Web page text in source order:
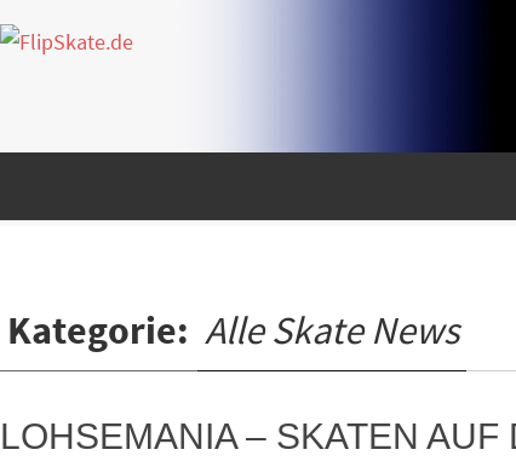
Inhalt
springen
Kategorie: Alle Skate News
LOHSEMANIA – SKATEN